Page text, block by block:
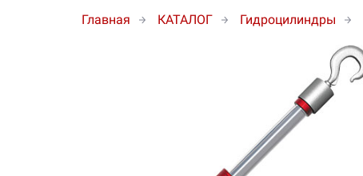
Главная КАТАЛОГ Гидроцилиндры